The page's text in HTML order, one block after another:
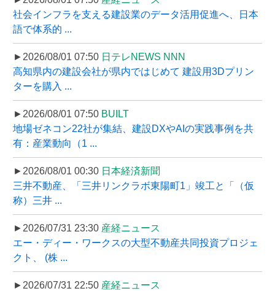
社会インフラを支える建設業のデータ活用促進へ、日本
語で体系的 ...
►2026/08/01 07:50 日テレNEWS NNN
高知県内の建設会社が県内ではじめて 建設用3Dプリン
ターを購入 ...
►2026/08/01 07:50 BUILT
地場ゼネコン22社が集結、建設DXやAIの実践事例を共
有：産業動向（1 ...
►2026/08/01 00:30 日本経済新聞
三井不動産、「三井リンクラボ東陽町1」竣工と「（仮
称）三井 ...
►2026/07/31 23:30 産経ニュース
エー・ディー・ワークスの大型不動産共同投資プロジェ
クト、 (株 ...
►2026/07/31 22:50 産経ニュース